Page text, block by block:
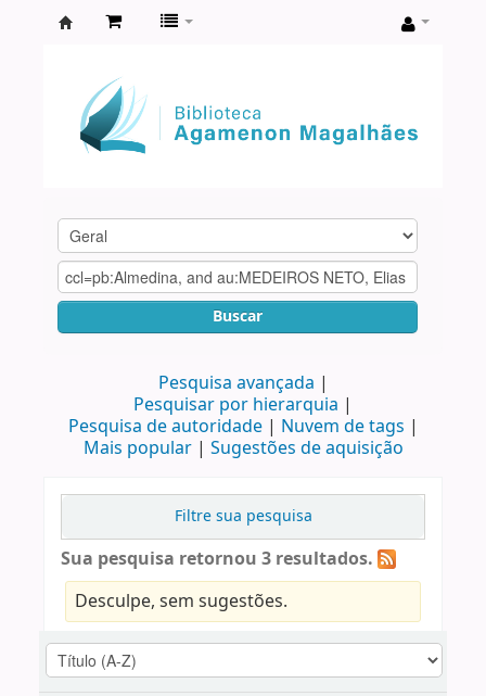
Agamenon
Magalhães
Buscar
Pesquisa avançada
Pesquisar por hierarquia
Pesquisa de autoridade
Nuvem de tags
Mais popular
Sugestões de aquisição
Filtre sua pesquisa
Sua pesquisa retornou 3 resultados.
Desculpe, sem sugestões.